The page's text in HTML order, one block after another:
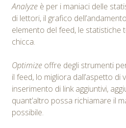
Analyze è per i maniaci delle
di lettori, il grafico
elemento del feed, le statistiche
chicca.
Optimize offre degli strumenti
il feed, lo migliora dall’aspetto di
inserimento di link aggiuntivi,
quant’altro possa richiamare il
possibile.